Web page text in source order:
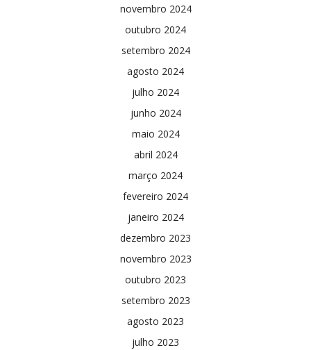
novembro 2024
outubro 2024
setembro 2024
agosto 2024
julho 2024
junho 2024
maio 2024
abril 2024
março 2024
fevereiro 2024
janeiro 2024
dezembro 2023
novembro 2023
outubro 2023
setembro 2023
agosto 2023
julho 2023